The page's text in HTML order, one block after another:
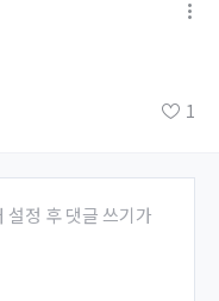
1
설정 후 댓글 쓰기가